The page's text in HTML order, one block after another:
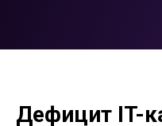
Дефицит IT-